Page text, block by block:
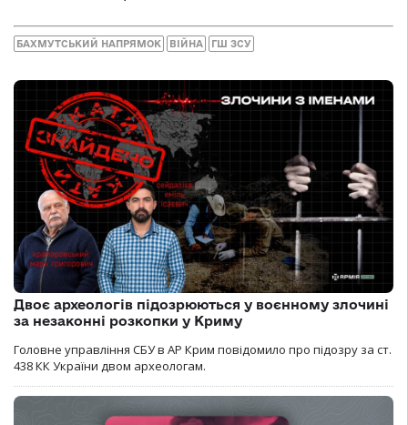
БАХМУТСЬКИЙ НАПРЯМОК ВІЙНА ГШ ЗСУ
Двоє археологів підозрюються у воєнному злочині
за незаконні розкопки у Криму
Головне управління СБУ в АР Крим повідомило про підозру за ст.
438 КК України двом археологам.